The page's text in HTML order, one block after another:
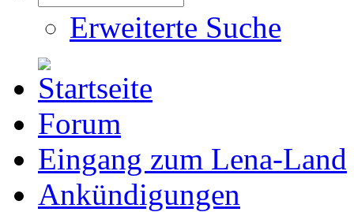
Erweiterte Suche
Forum
Eingang zum Lena-Land
Ankündigungen